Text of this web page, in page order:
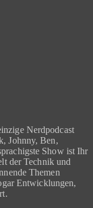
Nerdpodcast
Johnny, Ben,
Show ist Ihr
der Technik und
Themen
Entwicklungen,